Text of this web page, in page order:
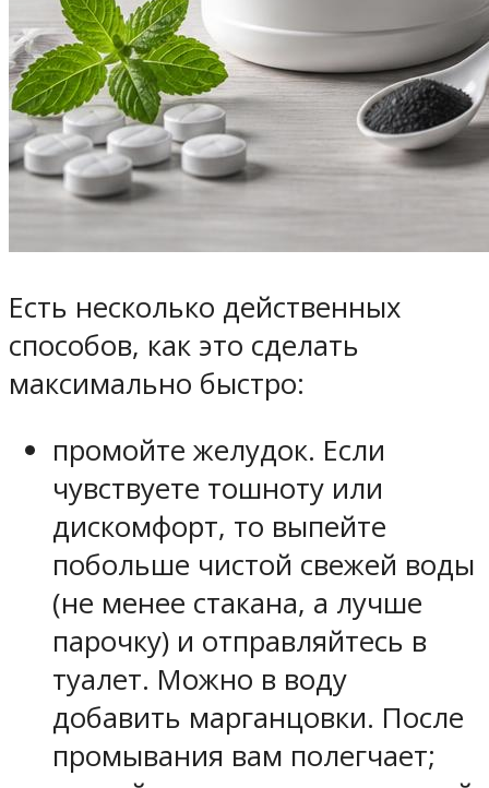
Есть несколько действенных
способов, как это сделать
максимально быстро:
промойте желудок. Если
чувствуете тошноту или
дискомфорт, то выпейте
побольше чистой свежей воды
(не менее стакана, а лучше
парочку) и отправляйтесь в
туалет. Можно в воду
добавить марганцовки. После
промывания вам полегчает;